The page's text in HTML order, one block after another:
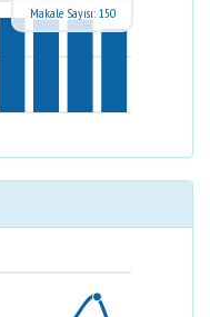
Makale Sayısı: 150